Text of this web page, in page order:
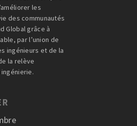
les
des communautés
Global grâce à
par l’union de
ingénieurs et de la
la relève